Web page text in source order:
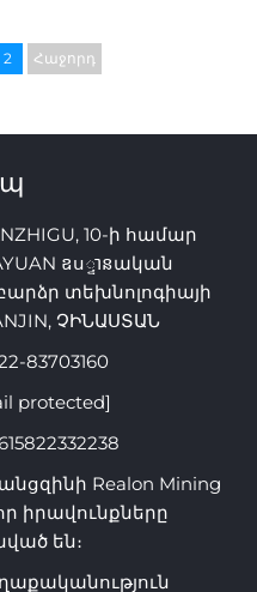
2 Հաջորդ
10-ի համար
ឧս្ទានական
տեխնոլոգիայի
ՉԻՆԱՍՏԱՆ
83703160
protected]
Realon Mining
իրավունքները
են։